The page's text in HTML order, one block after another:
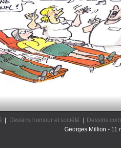
Dessins humour et société Dessins
Georges Million - 11